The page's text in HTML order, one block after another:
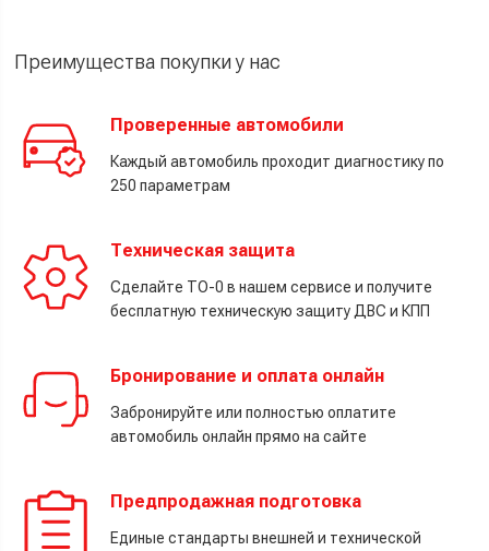
Преимущества покупки у нас
Проверенные автомобили
Каждый автомобиль проходит диагностику по
250 параметрам
Техническая защита
Сделайте ТО-0 в нашем сервисе и получите
бесплатную техническую защиту ДВС и КПП
Бронирование и оплата онлайн
Забронируйте или полностью оплатите
автомобиль онлайн прямо на сайте
Предпродажная подготовка
Единые стандарты внешней и технической